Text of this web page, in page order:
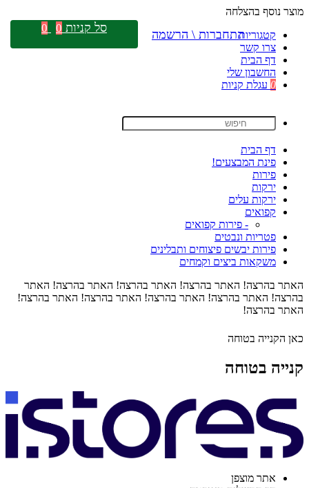
מוצר נוסף בהצלחה
קטגוריות
צרו קשר
דף הבית
החשבון שלי
0 עגלת קניות
דף הבית
פינת המבצעים!
פירות
ירקות
ירקות עלים
קפואים
- פירות קפואים
פטריות ונבטים
פירות יבשים פיצוחים ותבלינים
משקאות ביצים וקמחים
האתר בהרצה! האתר בהרצה! האתר בהרצה! האתר בהרצה! האתר
בהרצה! האתר בהרצה! האתר בהרצה! האתר בהרצה! האתר בהרצה!
האתר בהרצה!
כאן הקנייה בטוחה
קנייה בטוחה
אתר מוצפן
התחברות \ הרשמה סל קניות 0
0